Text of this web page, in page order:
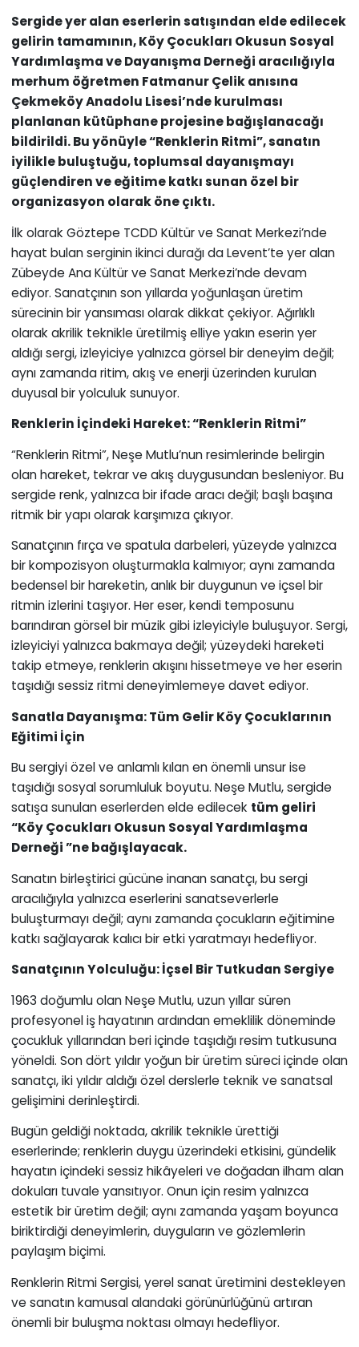
Sergide yer alan eserlerin satışından elde edilecek
gelirin tamamının, Köy Çocukları Okusun Sosyal
Yardımlaşma ve Dayanışma Derneği aracılığıyla
merhum öğretmen Fatmanur Çelik anısına
Çekmeköy Anadolu Lisesi’nde kurulması
planlanan kütüphane projesine bağışlanacağı
bildirildi. Bu yönüyle “Renklerin Ritmi”, sanatın
iyilikle buluştuğu, toplumsal dayanışmayı
güçlendiren ve eğitime katkı sunan özel bir
organizasyon olarak öne çıktı.
İlk olarak Göztepe TCDD Kültür ve Sanat Merkezi’nde
hayat bulan serginin ikinci durağı da Levent’te yer alan
Zübeyde Ana Kültür ve Sanat Merkezi’nde devam
ediyor. Sanatçının son yıllarda yoğunlaşan üretim
sürecinin bir yansıması olarak dikkat çekiyor. Ağırlıklı
olarak akrilik teknikle üretilmiş elliye yakın eserin yer
aldığı sergi, izleyiciye yalnızca görsel bir deneyim değil;
aynı zamanda ritim, akış ve enerji üzerinden kurulan
duyusal bir yolculuk sunuyor.
Renklerin İçindeki Hareket: “Renklerin Ritmi”
“Renklerin Ritmi”, Neşe Mutlu’nun resimlerinde belirgin
olan hareket, tekrar ve akış duygusundan besleniyor. Bu
sergide renk, yalnızca bir ifade aracı değil; başlı başına
ritmik bir yapı olarak karşımıza çıkıyor.
Sanatçının fırça ve spatula darbeleri, yüzeyde yalnızca
bir kompozisyon oluşturmakla kalmıyor; aynı zamanda
bedensel bir hareketin, anlık bir duygunun ve içsel bir
ritmin izlerini taşıyor. Her eser, kendi temposunu
barındıran görsel bir müzik gibi izleyiciyle buluşuyor. Sergi,
izleyiciyi yalnızca bakmaya değil; yüzeydeki hareketi
takip etmeye, renklerin akışını hissetmeye ve her eserin
taşıdığı sessiz ritmi deneyimlemeye davet ediyor.
Sanatla Dayanışma: Tüm Gelir Köy Çocuklarının
Eğitimi İçin
Bu sergiyi özel ve anlamlı kılan en önemli unsur ise
taşıdığı sosyal sorumluluk boyutu. Neşe Mutlu, sergide
satışa sunulan eserlerden elde edilecek tüm geliri
“Köy Çocukları Okusun Sosyal Yardımlaşma
Derneği ”ne bağışlayacak.
Sanatın birleştirici gücüne inanan sanatçı, bu sergi
aracılığıyla yalnızca eserlerini sanatseverlerle
buluşturmayı değil; aynı zamanda çocukların eğitimine
katkı sağlayarak kalıcı bir etki yaratmayı hedefliyor.
Sanatçının Yolculuğu: İçsel Bir Tutkudan Sergiye
1963 doğumlu olan Neşe Mutlu, uzun yıllar süren
profesyonel iş hayatının ardından emeklilik döneminde
çocukluk yıllarından beri içinde taşıdığı resim tutkusuna
yöneldi. Son dört yıldır yoğun bir üretim süreci içinde olan
sanatçı, iki yıldır aldığı özel derslerle teknik ve sanatsal
gelişimini derinleştirdi.
Bugün geldiği noktada, akrilik teknikle ürettiği
eserlerinde; renklerin duygu üzerindeki etkisini, gündelik
hayatın içindeki sessiz hikâyeleri ve doğadan ilham alan
dokuları tuvale yansıtıyor. Onun için resim yalnızca
estetik bir üretim değil; aynı zamanda yaşam boyunca
biriktirdiği deneyimlerin, duyguların ve gözlemlerin
paylaşım biçimi.
Renklerin Ritmi Sergisi, yerel sanat üretimini destekleyen
ve sanatın kamusal alandaki görünürlüğünü artıran
önemli bir buluşma noktası olmayı hedefliyor.